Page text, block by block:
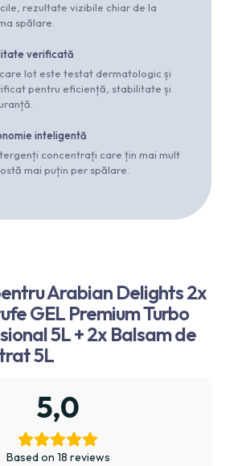
rezultate vizibile chiar de la
spălare.
verificată
lot este testat dermatologic și
pentru eficiență, stabilitate și
inteligentă
concentrați care țin mai mult
mai puțin per spălare.
Arabian Delights 2x
GEL Premium Turbo
5L + 2x Balsam de
5L
5,0
Based on 18 reviews